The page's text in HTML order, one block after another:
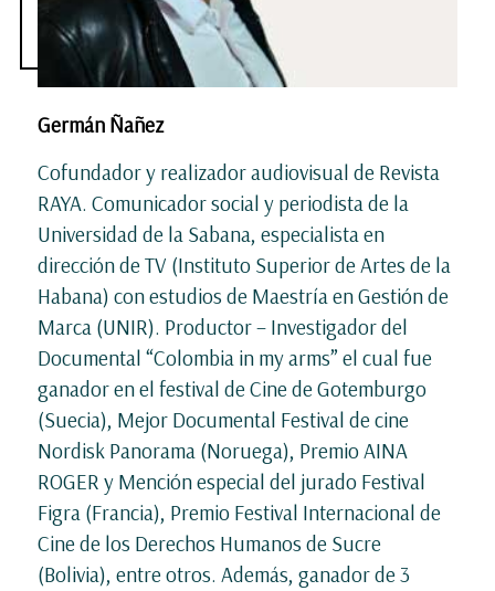
Germán Ñañez
Cofundador y realizador audiovisual de Revista
RAYA. Comunicador social y periodista de la
Universidad de la Sabana, especialista en
dirección de TV (Instituto Superior de Artes de la
Habana) con estudios de Maestría en Gestión de
Marca (UNIR). Productor – Investigador del
Documental “Colombia in my arms” el cual fue
ganador en el festival de Cine de Gotemburgo
(Suecia), Mejor Documental Festival de cine
Nordisk Panorama (Noruega), Premio AINA
ROGER y Mención especial del jurado Festival
Figra (Francia), Premio Festival Internacional de
Cine de los Derechos Humanos de Sucre
(Bolivia), entre otros. Además, ganador de 3